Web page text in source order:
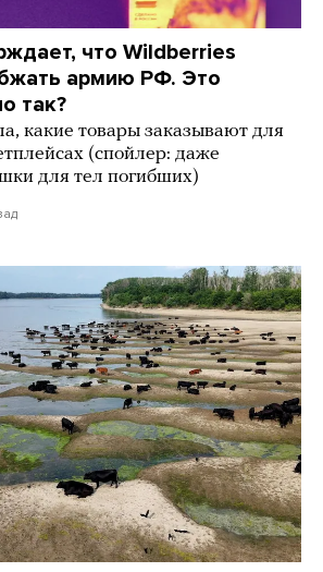
что Wildberries
армию РФ. Это
так?
какие товары заказывают для
(спойлер: даже
для тел погибших)